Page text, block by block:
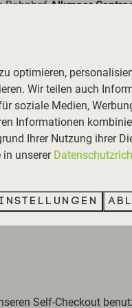
BahnhofAlkmaar
Bus 151 in Richtung
ein und
kurz vor
Sie eine spätere
Sie bitten, die
Self-Checkout
optimieren,
Wir teilen auch
soziale Medien,
Informationen
Ihrer Nutzung ihrer
in unserer